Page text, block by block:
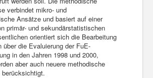
verbindet mikro- und
Ansätze und basiert auf einer
primär- und sekundärstatistischen
orientiert sich die Bearbeitung
über die Evaluierung der FuE-
in den Jahren 1998 und 2000,
aber auch neuere methodische